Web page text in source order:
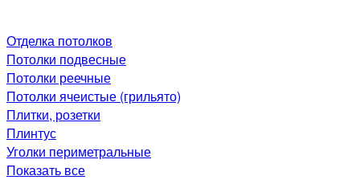
Отделка потолков
Потолки подвесные
Потолки реечные
Потолки ячеистые (грильято)
Плитки, розетки
Плинтус
Уголки периметральные
Показать все